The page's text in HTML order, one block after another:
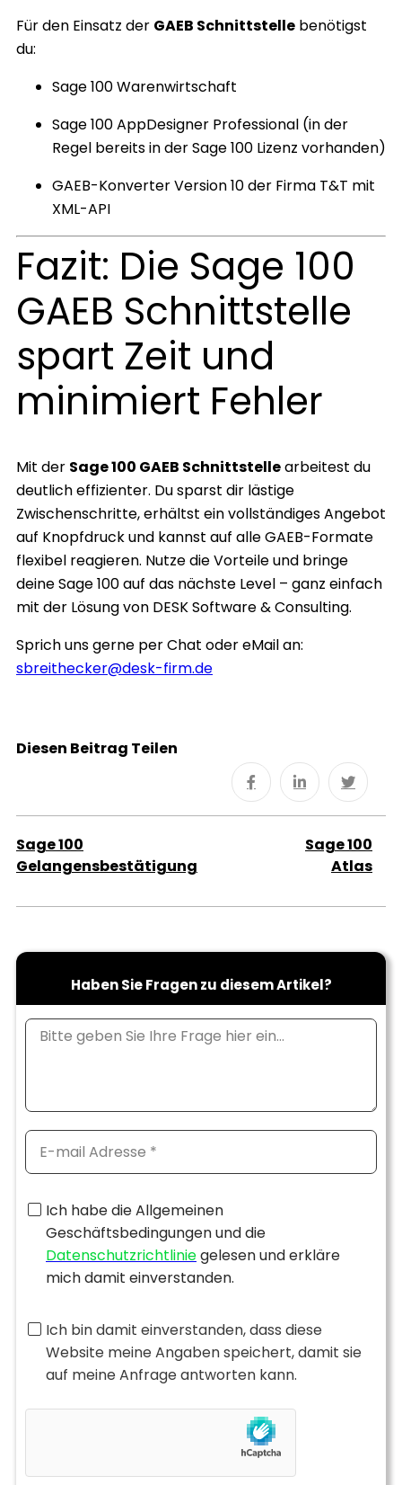
Für den Einsatz der GAEB Schnittstelle benötigst
du:
Sage 100 Warenwirtschaft
Sage 100 AppDesigner Professional (in der
Regel bereits in der Sage 100 Lizenz vorhanden)
GAEB-Konverter Version 10 der Firma T&T mit
XML-API
Fazit: Die Sage 100
GAEB Schnittstelle
spart Zeit und
minimiert Fehler
Mit der Sage 100 GAEB Schnittstellearbeitest du
deutlich effizienter. Du sparst dir lästige
Zwischenschritte, erhältst ein vollständiges Angebot
auf Knopfdruck und kannst auf alle GAEB-Formate
flexibel reagieren. Nutze die Vorteile und bringe
deine Sage 100 auf das nächste Level – ganz einfach
mit der Lösung von DESK Software & Consulting.
Sprich uns gerne per Chat oder eMail an:
sbreithecker@desk-firm.de
Diesen Beitrag Teilen
Sage 100
Gelangensbestätigung
Sage 100
Atlas
Haben Sie Fragen zu diesem Artikel?
Ich habe die Allgemeinen
Geschäftsbedingungen und die
Datenschutzrichtliniegelesen und erkläre
mich damit einverstanden.
Ich bin damit einverstanden, dass diese
Website meine Angaben speichert, damit sie
auf meine Anfrage antworten kann.